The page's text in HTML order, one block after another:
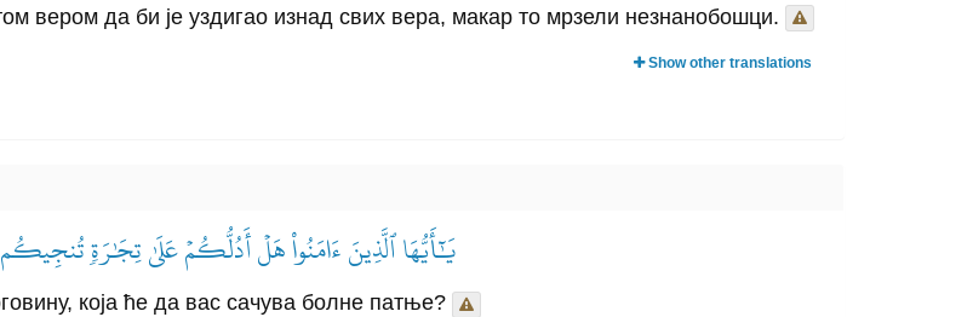
вером да би је уздигао изнад свих вера, макар то мрзели незнанобошци.
Show other translations
يَٰٓأَيُّهَا ٱلَّذِينَ ءَامَنُواْ هَلۡ أَدُلُّكُمۡ عَلَىٰ تِجَٰرَةٖ
која ће да вас сачува болне патње?